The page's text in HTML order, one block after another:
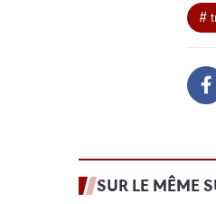
#
SUR LE MÊME